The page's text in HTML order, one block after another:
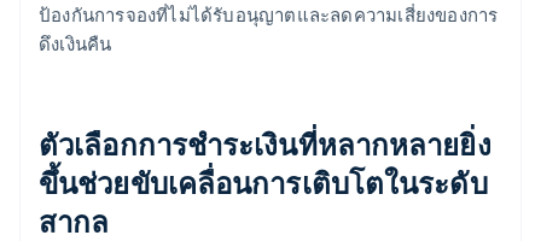
ป้องกันการจองที่ไม่ได้รับอนุญาตและลดความเสี่ยงของการ
ดึงเงินคืน
ตัวเลือกการชำระเงินที่หลากหลายยิ่ง
ขึ้นช่วยขับเคลื่อนการเติบโตในระดับ
สากล